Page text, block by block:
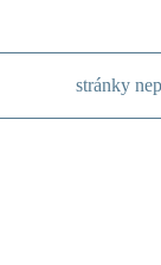
stránky